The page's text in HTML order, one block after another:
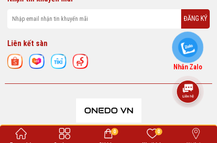
ĐĂNG KÝ
Liên kết sàn
ONEDO VN cung cấp các sản phẩm thời trang chất lượng, phù hợp với nhu
0 0
Nhắn Zalo